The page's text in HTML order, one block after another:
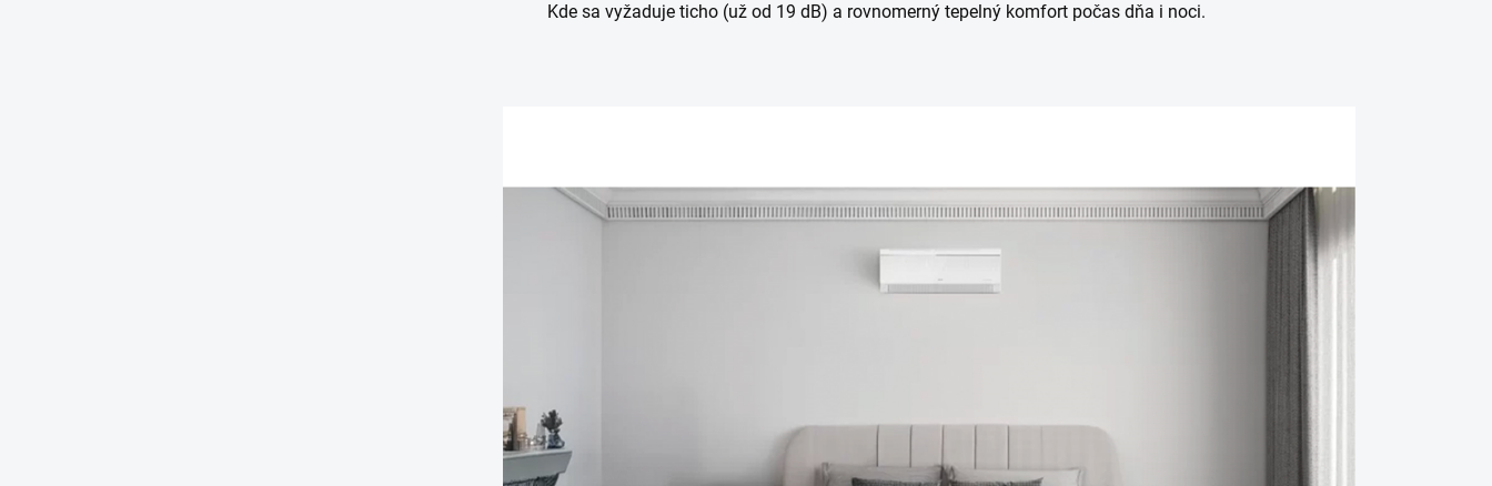
Kde sa vyžaduje ticho (už od 19 dB) a rovnomerný tepelný komfort počas dňa i noci.